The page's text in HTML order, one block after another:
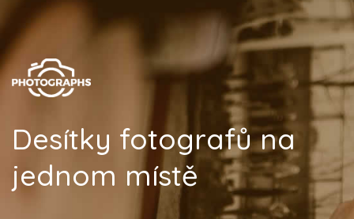
Desítky fotografů na
jednom místě